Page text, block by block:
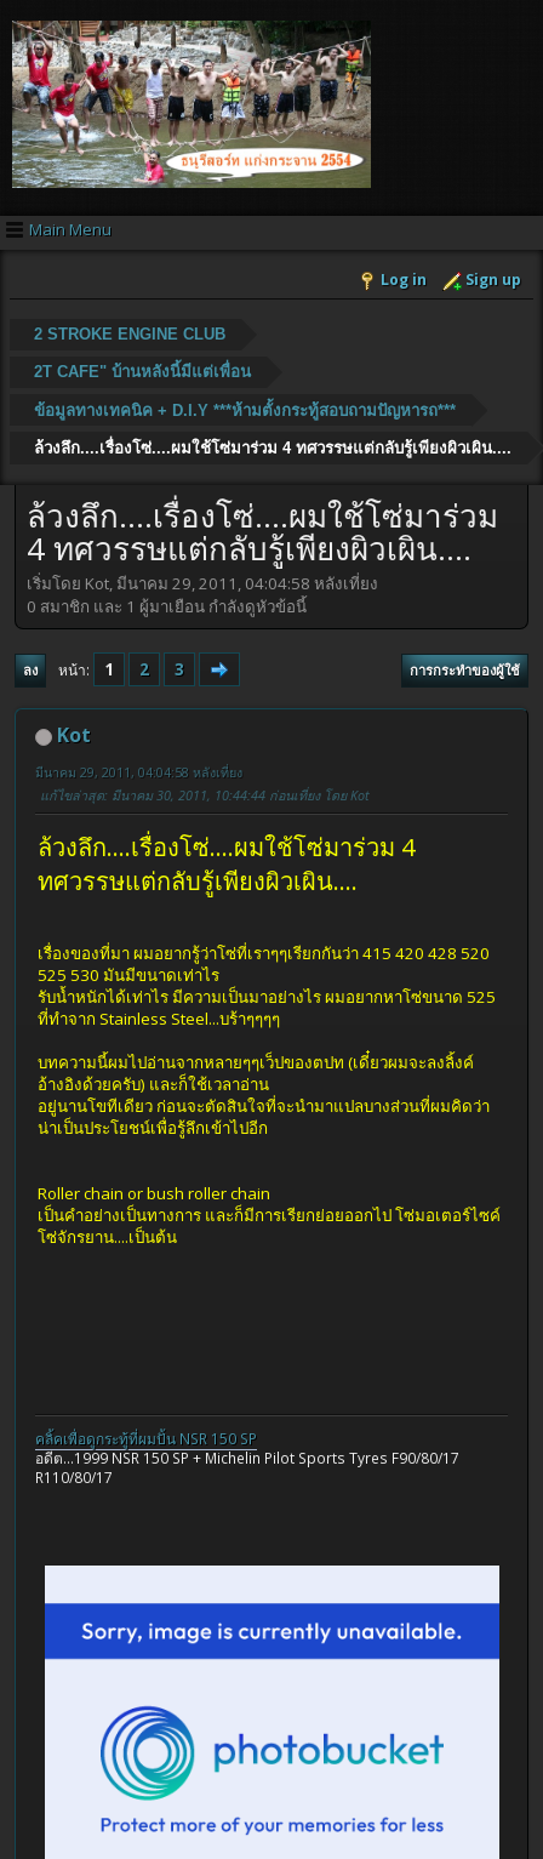
Main Menu
Log in Sign up
2 STROKE ENGINE CLUB
2T CAFE" บ้านหลังนี้มีแต่เพื่อน
ข้อมูลทางเทคนิค + D.I.Y ***ห้ามตั้งกระทู้สอบถามปัญหารถ***
ล้วงลึก....เรื่องโซ่....ผมใช้โซ่มาร่วม 4 ทศวรรษแต่กลับรู้เพียงผิวเผิน....
ล้วงลึก....เรื่องโซ่....ผมใช้โซ่มาร่วม
4 ทศวรรษแต่กลับรู้เพียงผิวเผิน....
เริ่มโดย Kot, มีนาคม 29, 2011, 04:04:58 หลังเที่ยง
0 สมาชิก และ 1 ผู้มาเยือน กำลังดูหัวข้อนี้
ลง หน้า 1 2 3 การกระทำของผู้ใช้
Kot
มีนาคม 29, 2011, 04:04:58 หลังเที่ยง
แก้ไขล่าสุด: มีนาคม 30, 2011, 10:44:44 ก่อนเที่ยง โดย Kot
ล้วงลึก....เรื่องโซ่....ผมใช้โซ่มาร่วม 4
ทศวรรษแต่กลับรู้เพียงผิวเผิน....
เรื่องของที่มา ผมอยากรู้ว่าโซ่ที่เราๆๆเรียกกันว่า 415 420 428 520
525 530 มันมีขนาดเท่าไร
รับน้ำหนักได้เท่าไร มีความเป็นมาอย่างไร ผมอยากหาโซ่ขนาด 525
ที่ทำจาก Stainless Steel...บร้าๆๆๆๆ
บทความนี้ผมไปอ่านจากหลายๆๆเว็ปของตปท (เดี๋ยวผมจะลงลิ้งค์
อ้างอิงด้วยครับ) และก็ใช้เวลาอ่าน
อยู่นานโขทีเดียว ก่อนจะตัดสินใจที่จะนำมาแปลบางส่วนที่ผมคิดว่า
น่าเป็นประโยชน์เพื่อรู้ลึกเข้าไปอีก
Roller chain or bush roller chain
เป็นคำอย่างเป็นทางการ และก็มีการเรียกย่อยออกไป โซ่มอเตอร์ไซค์
โซ่จักรยาน....เป็นต้น
คลิ้คเพื่อดูกระทู้ที่ผมปั้น NSR 150 SP
อดีต...1999 NSR 150 SP + Michelin Pilot Sports Tyres F90/80/17
R110/80/17